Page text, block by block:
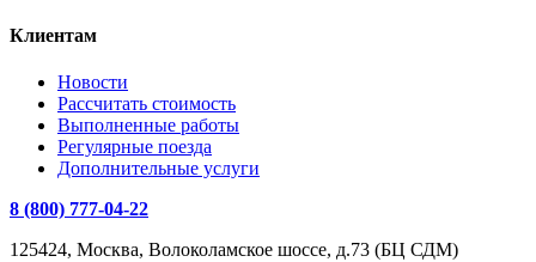
Клиентам
Новости
Рассчитать стоимость
Выполненные работы
Регулярные поезда
Дополнительные услуги
8 (800) 777-04-22
125424, Москва, Волоколамское шоссе, д.73 (БЦ СДМ)